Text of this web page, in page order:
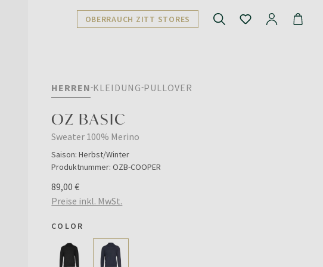
OBERRAUCH ZITT STORES
HERREN KLEIDUNG PULLOVER
OZ BASIC
Sweater 100% Merino
Saison: Herbst/Winter
Produktnummer:OZB-COOPER
89,00 €
Preise inkl. MwSt.
COLOR